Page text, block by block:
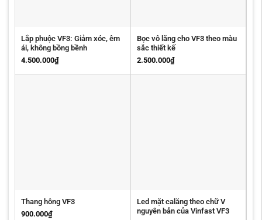
Lắp phuộc VF3: Giảm xóc, êm
ái, không bồng bềnh
4.500.000₫
Bọc vô lăng cho VF3 theo màu
sắc thiết kế
2.500.000₫
Thang hông VF3
900.000₫
Led mặt calăng theo chữ V
nguyên bản của Vinfast VF3